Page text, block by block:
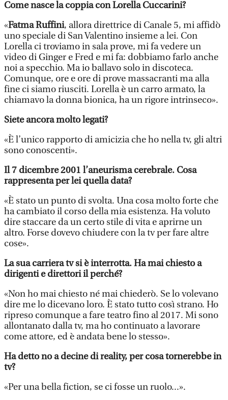
Come nasce la coppia con Lorella Cuccarini?
«Fatma Ruffini, allora direttrice di Canale 5, mi affidò
uno speciale di San Valentino insieme a lei. Con
Lorella ci troviamo in sala prove, mi fa vedere un
video di Ginger e Fred e mi fa: dobbiamo farlo anche
noi a specchio. Ma io ballavo solo in discoteca.
Comunque, ore e ore di prove massacranti ma alla
fine ci siamo riusciti. Lorella è un carro armato, la
chiamavo la donna bionica, ha un rigore intrinseco».
Siete ancora molto legati?
«È l’unico rapporto di amicizia che ho nella tv, gli altri
sono conoscenti».
Il 7 dicembre 2001 l’aneurisma cerebrale. Cosa
rappresenta per lei quella data?
«È stato un punto di svolta. Una cosa molto forte che
ha cambiato il corso della mia esistenza. Ha voluto
dire staccare da un certo stile di vita e aprirne un
altro. Forse dovevo chiudere con la tv per fare altre
cose».
La sua carriera tv si è interrotta. Ha mai chiesto a
dirigenti e direttori il perché?
«Non ho mai chiesto né mai chiederò. Se lo volevano
dire me lo dicevano loro. È stato tutto così strano. Ho
ripreso comunque a fare teatro fino al 2017. Mi sono
allontanato dalla tv, ma ho continuato a lavorare
come attore, ed è andata bene lo stesso».
Ha detto no a decine di reality, per cosa tornerebbe in
tv?
«Per una bella fiction, se ci fosse un ruolo...».